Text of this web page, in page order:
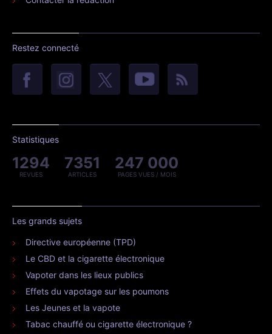
Restez connecté
Statistiques
1294
REVUES
7351
ARTICLES
247 000
PAGES VUES / MOIS
Les grands sujets
Directive européenne (TPD)
Le CBD et la cigarette électronique
Vapoter dans les lieux publics
Effets du vapotage sur les poumons
Les Jeunes et la vapote
Tabac chauffé ou cigarette électronique ?